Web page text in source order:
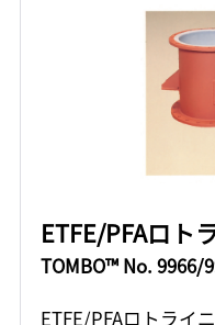
ETFE/PFAロト
TOMBO™ No. 9966/
ETFE/PFAロトライ